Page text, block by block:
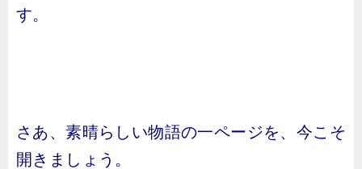
す。
さあ、素晴らしい物語の一ページを、今こそ
開きましょう。